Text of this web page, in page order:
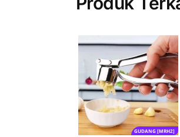
GUDANG [MRH2]